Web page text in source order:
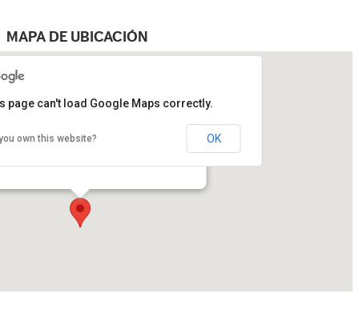
MAPA DE UBICACIÓN
y Adolfo Prieto S/N, Obrera - Monterrey
page can't load Google Maps correctly.
own this website? OK